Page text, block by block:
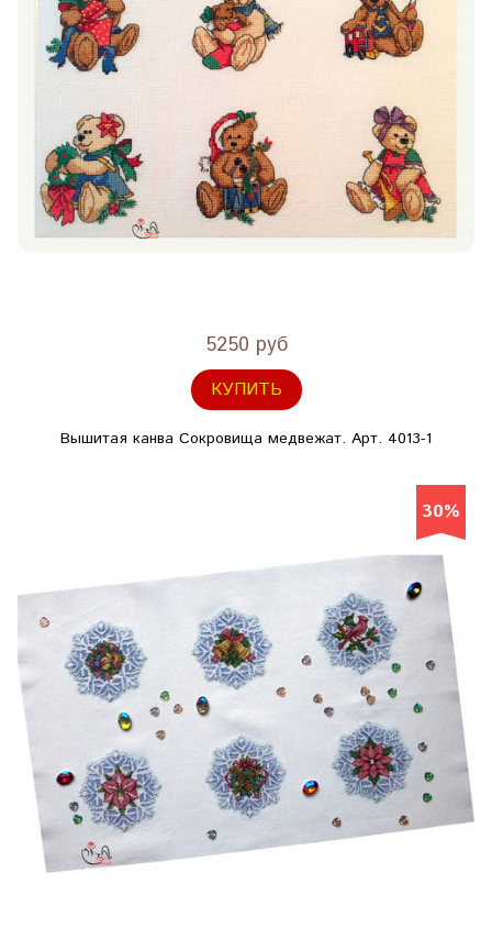
5250 руб
КУПИТЬ
Вышитая канва Сокровища медвежат. Арт. 4013-1
30%